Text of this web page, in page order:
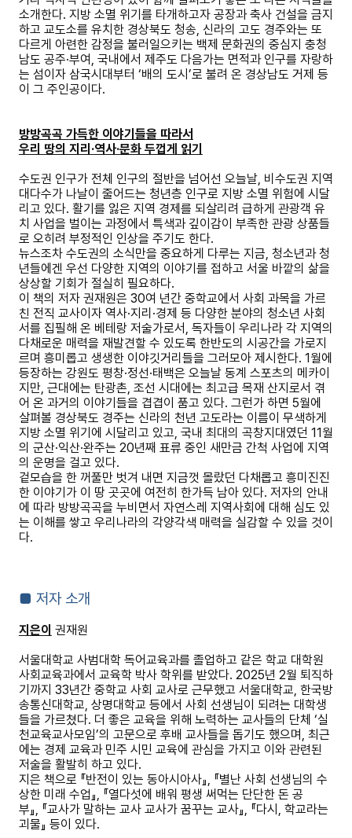
소개한다. 지방 소멸 위기를 타개하고자 공장과 축사 건설을 금지
하고 교도소를 유치한 경상북도 청송 신라의 고도 경주와는 또
다르게 아련한 감정을 불러일으키는 백제 문화권의 중심지 충청
남도 공주·부여 국내에서 제주도 다음가는 면적과 인구를 자랑하
는 섬이자 삼국시대부터 ‘배의 도시 ’로 불려 온 경상남도 거제 등
이 그 주인공이다.
방방곡곡 가득한 이야기들을 따라서
우리 땅의 지리 ·역사·문화 두껍게 읽기
수도권 인구가 전체 인구의 절반을 넘어선 오늘날, 비수도권 지역
대다수가 나날이 줄어드는 청년층 인구로 지방 소멸 위험에 시달
리고 있다. 활기를 잃은 지역 경제를 되살리려 급하게 관광객 유
치 사업을 벌이는 과정에서 특색과 깊이감이 부족한 관광 상품들
로 오히려 부정적인 인상을 주기도 한다.
뉴스조차 수도권의 소식만을 중요하게 다루는 지금 청소년과 청
년들에겐 우선 다양한 지역의 이야기를 접하고 서울 바깥의 삶을
상상할 기회가 절실히 필요하다.
이 책의 저자 권재원은 30여 년간 중학교에서 사회 과목을 가르
친 전직 교사이자 역사·지리 ·경제 등 다양한 분야의 청소년 사회
서를 집필해 온 베테랑 저술가로서 독자들이 우리나라 각 지역의
다채로운 매력을 재발견할 수 있도록 한반도의 시공간을 가로지
르며 흥미롭고 생생한 이야깃거리들을 그러모아 제시한다. 1월에
등장하는 강원도 평창·정선·태백은 오늘날 동계 스포츠의 메카이
지만, 근대에는 탄광촌 조선 시대에는 최고급 목재 산지로서 겪
어 온 과거의 이야기들을 겹겹이 품고 있다. 그런가 하면 5월에
살펴볼 경상북도 경주는 신라의 천년 고도라는 이름이 무색하게
지방 소멸 위기에 시달리고 있고 국내 최대의 곡창지대였던 11월
의 군산·익산·완주는 20년째 표류 중인 새만금 간척 사업에 지역
의 운명을 걸고 있다.
겉모습을 한 꺼풀만 벗겨 내면 지금껏 몰랐던 다채롭고 흥미진진
한 이야기가 이 땅 곳곳에 여전히 한가득 남아 있다. 저자의 안내
에 따라 방방곡곡을 누비면서 자연스레 지역사회에 대해 심도 있
는 이해를 쌓고 우리나라의 각양각색 매력을 실감할 수 있을 것이
다.
■ 저자 소개
지은이 권재원
서울대학교 사범대학 독어교육과를 졸업하고 같은 학교 대학원
사회교육과에서 교육학 박사 학위를 받았다. 2025년 2월 퇴직하
기까지 33년간 중학교 사회 교사로 근무했고 서울대학교 한국방
송통신대학교 상명대학교 등에서 사회 선생님이 되려는 대학생
들을 가르쳤다. 더 좋은 교육을 위해 노력하는 교사들의 단체 ‘실
천교육교사모임’의 고문으로 후배 교사들을 돕기도 했으며 최근
에는 경제 교육과 민주 시민 교육에 관심을 가지고 이와 관련된
저술을 활발히 하고 있다.
지은 책으로 『반전이 있는 동아시아사』 『별난 사회 선생님의 수
상한 미래 수업 』 『열다섯에 배워 평생 써먹는 단단한 돈 공
부』 『교사가 말하는 교사 교사가 꿈꾸는 교사』 『다시
학교라는
괴물』 등이 있다.